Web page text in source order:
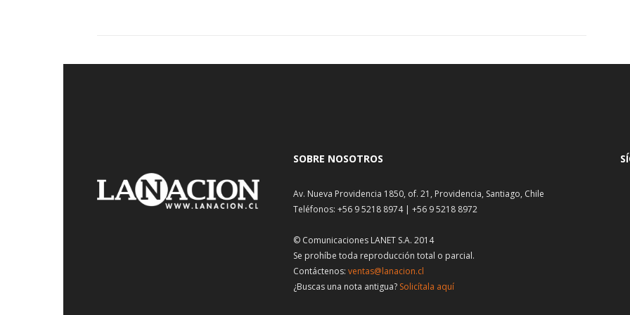
SOBRE NOSOTROS
Av. Nueva Providencia 1850, of. 21, Providencia, Santiago, Chile
Teléfonos: +56 9 5218 8974 | +56 9 5218 8972
© Comunicaciones LANET S.A. 2014
Se prohíbe toda reproducción total o parcial.
Contáctenos: ventas@lanacion.cl
¿Buscas una nota antigua? Solicítala aquí